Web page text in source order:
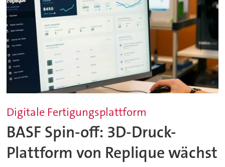
Digitale Fertigungsplattform
BASF Spin-off: 3D-Druck-
Plattform von Replique wächst